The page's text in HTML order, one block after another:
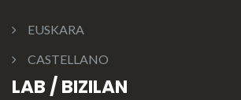
EUSKARA
CASTELLANO
LAB / BIZILAN